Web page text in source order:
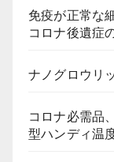
免疫が正常な
コロナ後遺症
ナノグロウリ
コロナ必需品
型ハンディ温